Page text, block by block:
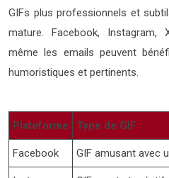
GIFs plus professionnels et
mature. Facebook, Instagram,
même les emails peuvent
humoristiques et pertinents.
Plateforme Type de GIF
Facebook GIF amusant avec